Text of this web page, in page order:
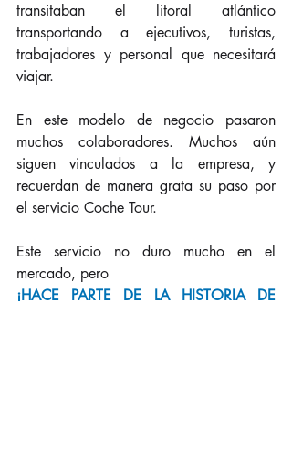
transitaban el litoral atlántico
transportando a ejecutivos, turistas,
trabajadores y personal que necesitará
viajar.
En este modelo de negocio pasaron
muchos colaboradores. Muchos aún
siguen vinculados a la empresa, y
recuerdan de manera grata su paso por
el servicio Coche Tour.
Este servicio no duro mucho en el
mercado, pero
¡HACE PARTE DE LA HISTORIA DE